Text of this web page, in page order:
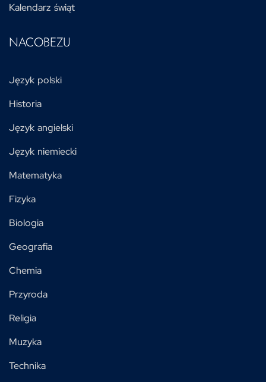
Kalendarz świąt
NACOBEZU
Język polski
Historia
Język angielski
Język niemiecki
Matematyka
Fizyka
Biologia
Geografia
Chemia
Przyroda
Religia
Muzyka
Technika